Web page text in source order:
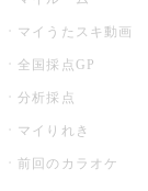
マイうたスキ動画
全国採点GP
分析採点
マイりれき
前回のカラオケ